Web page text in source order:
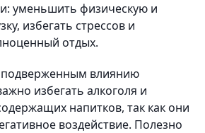
уменьшить физическую и
избегать стрессов и
отдых.
влиянию
избегать алкоголя и
напитков, так как они
воздействие. Полезно